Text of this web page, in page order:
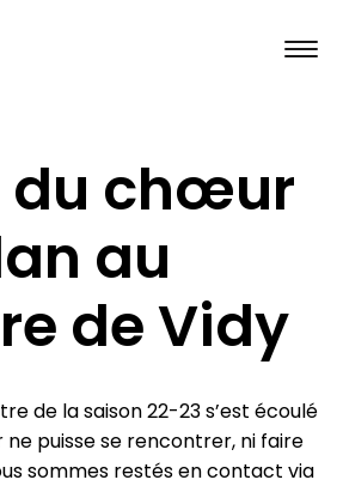
du chœur
au
de Vidy
de la saison 22-23 s’est écoulé
puisse se rencontrer, ni faire
sommes restés en contact via